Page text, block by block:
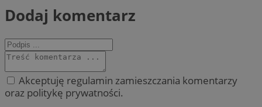
Dodaj komentarz
Akceptuję regulamin zamieszczania komentarzy
oraz politykę prywatności.